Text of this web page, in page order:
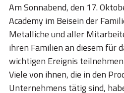
ANWENDUNGSBEREICHE
ESG
STORIES
ACADEMY
Am Sonnabend, den 17.
Academy im Beisein der
Metalliche und aller
ihren Familien an diesem für
wichtigen Ereignis
Viele von ihnen, die in den
Unternehmens tätig sind,